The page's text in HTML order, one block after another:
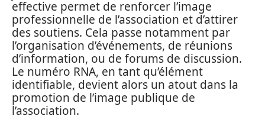
effective permet de renforcer l’image
professionnelle de l’association et d’attirer
des soutiens. Cela passe notamment par
l’organisation d’événements, de réunions
d’information, ou de forums de discussion.
Le numéro RNA, en tant qu’élément
identifiable, devient alors un atout dans la
promotion de l’image publique de
l’association.